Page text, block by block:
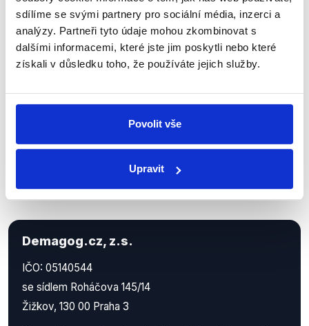
sdílíme se svými partnery pro sociální média, inzerci a
analýzy. Partneři tyto údaje mohou zkombinovat s
dalšími informacemi, které jste jim poskytli nebo které
získali v důsledku toho, že používáte jejich služby.
Povolit vše
Upravit
Nenechte si ujít nejnovější události
z Demagog.cz. Sdílením našich
příspěvků přátelům podpoříte naši
práci.
Demagog.cz, z.s.
IČO: 05140544
se sídlem Roháčova 145/14
Žižkov, 130 00 Praha 3